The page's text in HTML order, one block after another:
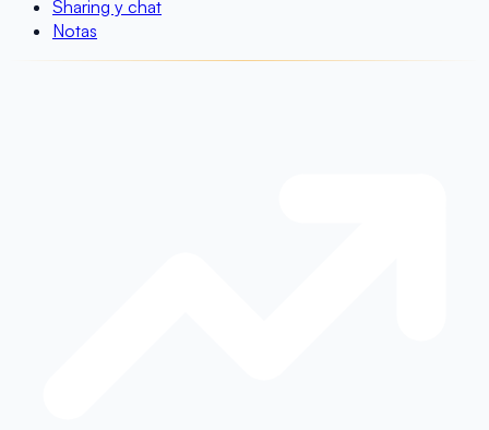
Sharing y chat
Notas